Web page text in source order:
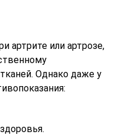
артрите или артрозе,
Однако даже у